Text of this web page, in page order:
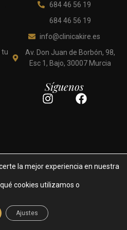
tu
684 46 56 19
684 46 56 19
info@clinicakire.es
Av. Don Juan de Borbón, 98,
Esc 1, Bajo, 30007 Murcia
Síguenos
I
g
r
m
F
o
o
por: Ekuánime
los derechos reservados.
la mejor experiencia en nuestra
cookies utilizamos o
Ajustes